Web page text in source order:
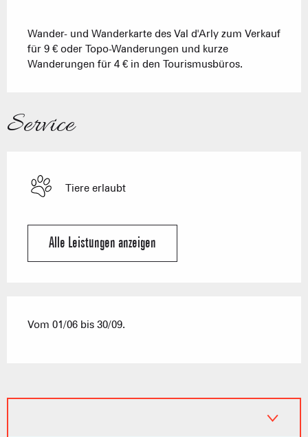
Wander- und Wanderkarte des Val d'Arly zum Verkauf
für 9 € oder Topo-Wanderungen und kurze
Wanderungen für 4 € in den Tourismusbüros.
Service
Tiere erlaubt
Alle Leistungen anzeigen
Vom 01/06 bis 30/09.